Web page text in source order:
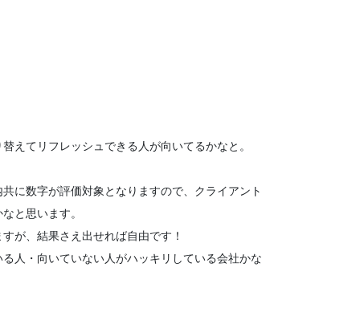
えてリフレッシュできる人が向いてるかなと。
に数字が評価対象となりますので、クライアント
と思います。
が、結果さえ出せれば自由です！
人・向いていない人がハッキリしている会社かな